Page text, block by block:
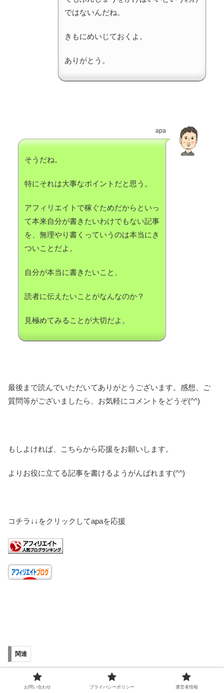
ではないんだね。
きもにめいじておくよ。
ありがとう。
apa
そうだね。
特にそれは大事なポイントだと思う。
アフィリエイトで稼ぐためだからといっ
て本来自分が書きたいわけでもない記事
を、無理やり書くっていうのは本当にき
ついことだよ。
自分が本当に書きたいこと、
読者に伝えたいことがなんなのか？
見極めてみることが大切だよ。
最後まで読んでいただいてありがとうございます。感想、ご
質問等がございましたら、お気軽にコメントをどうぞ(^^)
もしよければ、こちらから応援をお願いします。
よりお役に立てる記事を書けるようがんばれます(^^)
コチラ↓↓をクリックしてapaを応援
関連
【発信で方向づけ】恐怖に手
が止まってしまいそうなとき
【中身の薄いアウトプット対
策】インプットして脳を開く
お問い合わせ プライバシーポリシー 運営者情報